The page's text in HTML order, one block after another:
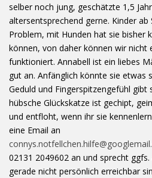
selber noch jung, geschätzte 1,5
altersentsprechend gerne. Kinder ab
Problem, mit Hunden hat sie bisher
können, von daher können wir nicht
funktioniert. Annabell ist ein liebes
gut an. Anfänglich könnte sie etwas
Geduld und Fingerspitzengefühl gibt
hübsche Glückskatze ist gechipt,
und entfloht, wenn ihr sie
eine Email an
02131 2049602 an und sprecht
gerade nicht persönlich erreichbar